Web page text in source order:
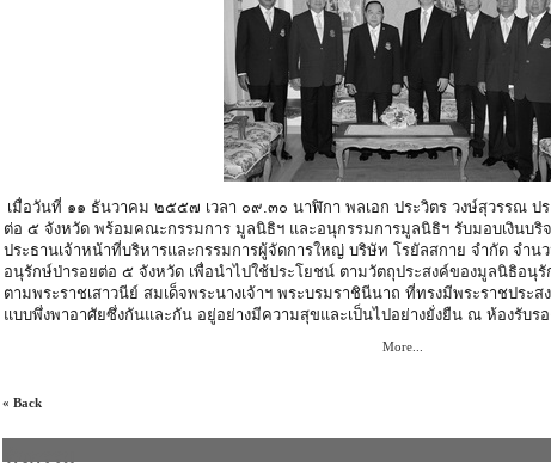
เมื่อวันที่ ๑๑ ธันวาคม ๒๕๕๗ เวลา ๐๙.๓๐ นาฬิกา พลเอก ประวิตร วงษ์สุวรรณ ป
ต่อ ๕ จังหวัด พร้อมคณะกรรมการ มูลนิธิฯ และอนุกรรมการมูลนิธิฯ รับมอบเงินบริ
ประธานเจ้าหน้าที่บริหารและกรรมการผู้จัดการใหญ่ บริษัท โรยัลสกาย จำกัด จำ
อนุรักษ์ป่ารอยต่อ ๕ จังหวัด เพื่อนำไปใช้ประโยชน์ ตามวัตถุประสงค์ของมูลนิธิอนุรั
ตามพระราชเสาวนีย์ สมเด็จพระนางเจ้าฯ พระบรมราชินีนาถ ที่ทรงมีพระราชประ
แบบพึ่งพาอาศัยซึ่งกันและกัน อยู่อย่างมีความสุขและเป็นไปอย่างยั่งยืน ณ ห้องรับร
More...
« Back